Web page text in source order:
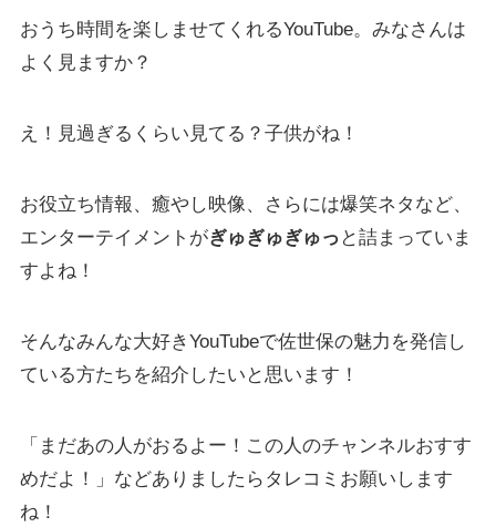
おうち時間を楽しませてくれるYouTube。みなさんは
よく見ますか？
え！見過ぎるくらい見てる？子供がね！
お役立ち情報、癒やし映像、さらには爆笑ネタなど、
エンターテイメントがぎゅぎゅぎゅっ と詰まっていま
すよね！
そんなみんな大好きYouTubeで佐世保の魅力を発信し
ている方たちを紹介 したいと思います！
「まだあの人がおるよー！この人のチャンネルおすす
めだよ！」などありましたらタレコミお願いします
ね！